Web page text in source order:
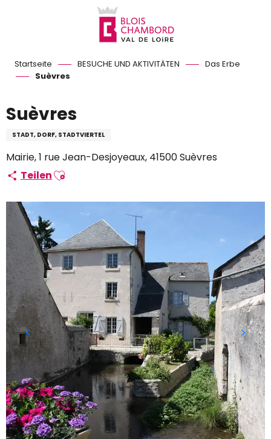
Startseite BESUCHE UND AKTIVITÄTEN
Das Erbe
Suèvres
Suèvres
STADT, DORF, STADTVIERTEL
Mairie, 1 rue Jean-Desjoyeaux, 41500 Suèvres
TeilenAjouter aux favoris